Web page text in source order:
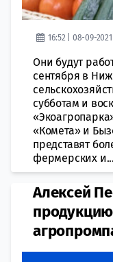
16:52 | 08-09-2021
Они будут
сентября в
субботам и
«Комета» и
представят
фермерских и...
Алексей